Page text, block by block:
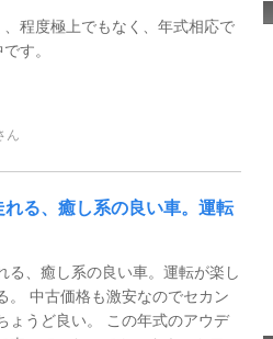
程度極上でもなく、年式相応で
す。
ん
れる、癒し系の良い車。運転
る、癒し系の良い車。運転が楽し
。 中古価格も激安なのでセカン
ょうど良い。 この年式のアウデ